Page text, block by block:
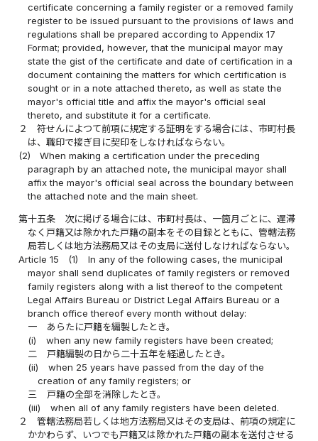
certificate concerning a family register or a removed family
register to be issued pursuant to the provisions of laws and
regulations shall be prepared according to Appendix 17
Format; provided, however, that the municipal mayor may
state the gist of the certificate and date of certification in a
document containing the matters for which certification is
sought or in a note attached thereto, as well as state the
mayor's official title and affix the mayor's official seal
thereto, and substitute it for a certificate.
２
符せんによつて前項に規定する証明をする場合には、市町村長
は、職印で接ぎ目に契印をしなければならない。
(2)
When making a certification under the preceding
paragraph by an attached note, the municipal mayor shall
affix the mayor's official seal across the boundary between
the attached note and the main sheet.
第十五条
次に掲げる場合には、市町村長は、一箇月ごとに、遅滞
なく戸籍又は除かれた戸籍の副本をその目録とともに、管轄法務
局若しくは地方法務局又はその支局に送付しなければならない。
Article 15
(1)
In any of the following cases, the municipal
mayor shall send duplicates of family registers or removed
family registers along with a list thereof to the competent
Legal Affairs Bureau or District Legal Affairs Bureau or a
branch office thereof every month without delay:
一
あらたに戸籍を編製したとき。
(i)
when any new family registers have been created;
二
戸籍編製の日から二十五年を経過したとき。
(ii)
when 25 years have passed from the day of the
creation of any family registers; or
三
戸籍の全部を消除したとき。
(iii)
when all of any family registers have been deleted.
２
管轄法務局若しくは地方法務局又はその支局は、前項の規定に
かかわらず、いつでも戸籍又は除かれた戸籍の副本を送付させる